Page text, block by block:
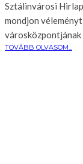
Sztálinvárosi
mondjon
városközpontjának
TOVÁBB OLVASOM...